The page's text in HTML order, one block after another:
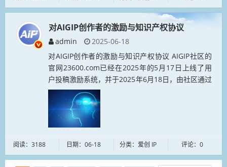
对AIGIP创作者的激励与知识产权协议
admin
2025-06-18
对AIGIP创作者的激励与知识产权协议 AIGIP社区的
官网23600.com已经在2025年的5月17日上线了用
户投稿激励系统，并于2025年6月18日，由社区通过
的AIP工作量证明（AIP-POW）中规...
阅读：3188 日期：06-18 分类：爱创 IP 评论：0